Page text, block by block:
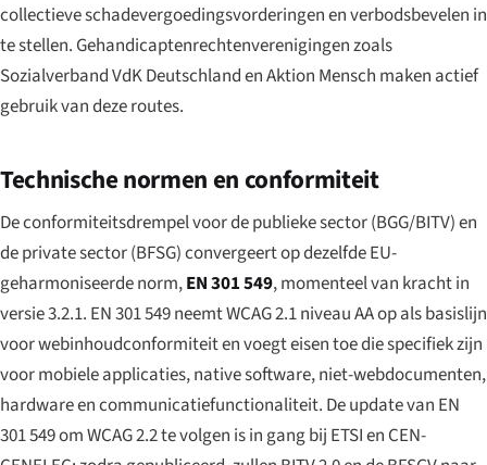
collectieve schadevergoedingsvorderingen en verbodsbevelen in
te stellen. Gehandicaptenrechten­verenigingen zoals
Sozialverband VdK DeutschlandenAktion Mensch maken actief
gebruik van deze routes.
Technische normen en conformiteit
De conformiteitsdrempel voor de publieke sector (BGG/BITV) en
de private sector (BFSG) convergeert op dezelfde EU-
geharmoniseerde norm,EN 301 549, momenteel van kracht in
versie 3.2.1. EN 301 549 neemt WCAG 2.1 niveau AA op als basislijn
voor webinhoudconformiteit en voegt eisen toe die specifiek zijn
voor mobiele applicaties, native software, niet-webdocumenten,
hardware en communicatiefunctionaliteit. De update van EN
301 549 om WCAG 2.2 te volgen is in gang bij ETSI en CEN-